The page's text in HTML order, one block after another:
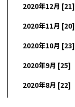
2020年12月 [21]
2020年11月 [20]
2020年10月 [23]
2020年9月 [25]
2020年8月 [22]